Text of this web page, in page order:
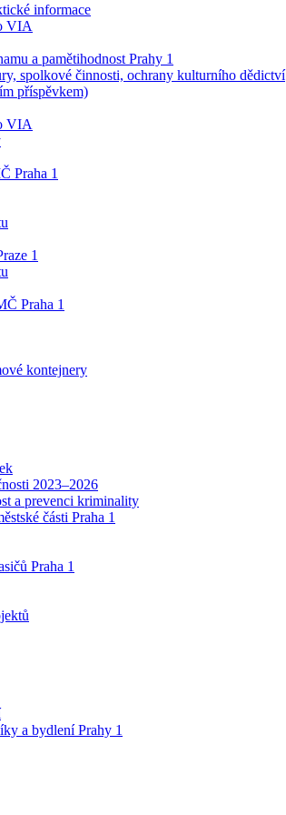
informace
VIA
a pamětihodnost Prahy 1
spolkové činnosti, ochrany kulturního dědictví
příspěvkem)
VIA
Praha 1
1
Praha 1
kontejnery
2023–2026
a prevenci kriminality
části Praha 1
Praha 1
a bydlení Prahy 1